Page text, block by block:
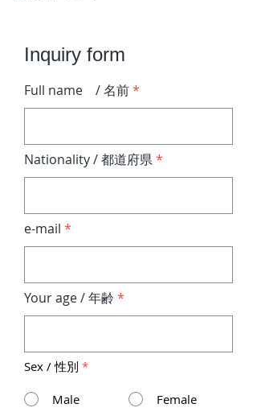
Inquiry form
Full name / 名前
Nationality / 都道府県
e-mail
Your age / 年齢
Sex / 性別 *
Male
Female